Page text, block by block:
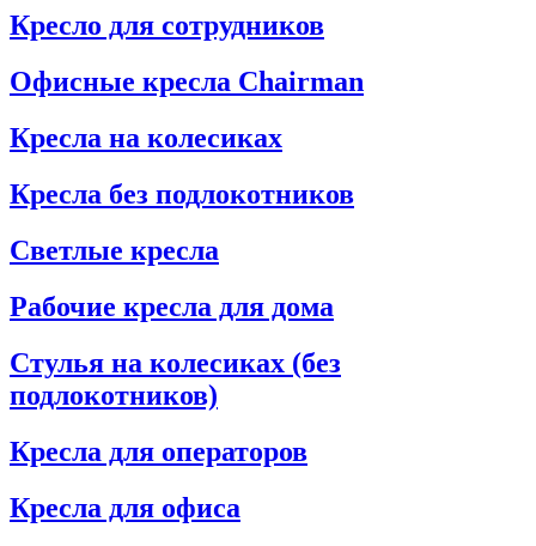
Кресло для сотрудников
Офисные кресла Chairman
Кресла на колесиках
Кресла без подлокотников
Светлые кресла
Рабочие кресла для дома
Стулья на колесиках (без
подлокотников)
Кресла для операторов
Кресла для офиса